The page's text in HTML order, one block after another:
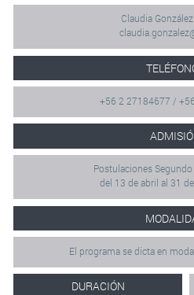
Claudia
+56 2 27184677 /
Postulaciones
del 13 de abril al 31
El programa se dicta en
DURACIÓN